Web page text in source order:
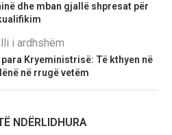
dhe mban gjallë shpresat për
i ardhshëm
Kryeministrisë: Të kthyen në
në rrugë vetëm
NDËRLIDHURA